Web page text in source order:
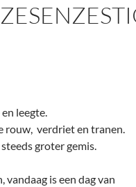
leegte.
rouw, verdriet en tranen.
groter gemis.
vandaag is een dag van